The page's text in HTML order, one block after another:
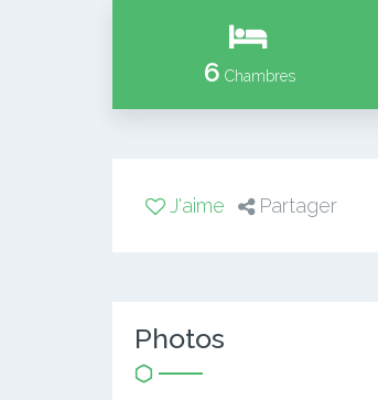
6 Chambres
J'aime Partager
Photos